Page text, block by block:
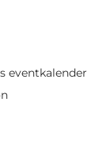
eventkalender